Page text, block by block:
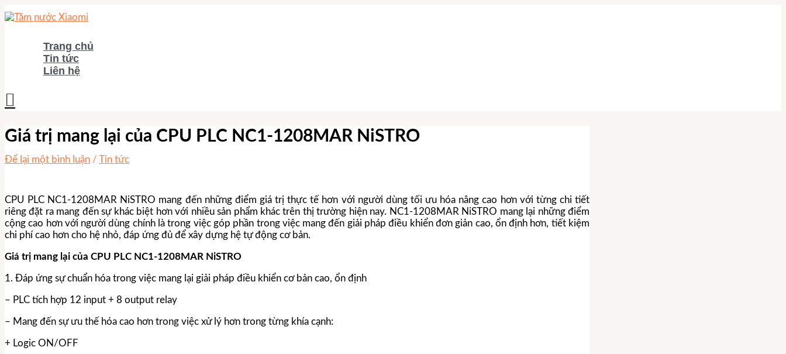
tới
Trang chủ
Tin tức
Liên hệ
Tìm
Giá trị mang lại của CPU PLC NC1-1208MAR NiSTRO
Để lại một bình luận / Tin tức
CPU PLC NC1-1208MAR NiSTRO mang đến những điểm giá trị thực tế hơn với người dùng tối ưu hóa nâng cao hơn với từng chi tiết
riêng đặt ra mang đến sự khác biệt hơn với nhiều sản phẩm khác trên thị trường hiện nay. NC1-1208MAR NiSTRO mang lại những điểm
cộng cao hơn với người dùng chính là trong việc góp phần trong việc mang đến giải pháp điều khiển đơn giản cao, ổn định hơn, tiết kiệm
chi phí cao hơn cho hệ nhỏ, đáp ứng đủ để xây dựng hệ tự động cơ bản.
Giá trị mang lại của CPU PLC NC1-1208MAR NiSTRO
1. Đáp ứng sự chuẩn hóa trong việc mang lại giải pháp điều khiển cơ bản cao, ổn định
– PLC tích hợp 12 input + 8 output relay
– Mang đến sự ưu thế hóa cao hơn trong việc xử lý hơn trong từng khía cạnh:
+ Logic ON/OFF